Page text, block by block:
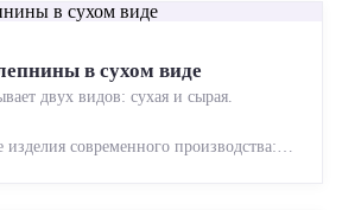
в сухом виде
двух видов: сухая и сырая.
современного производства: